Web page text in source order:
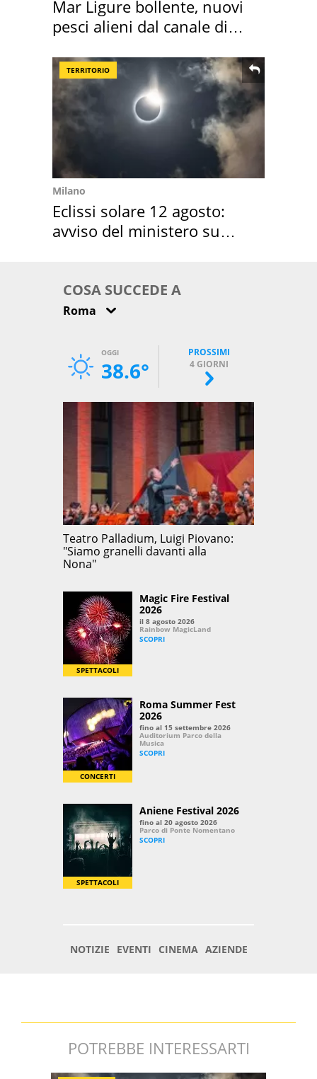
Mar Ligure bollente, nuovi
pesci alieni dal canale di
TERRITORIO
Milano
Eclissi solare 12 agosto:
avviso del ministero su
POTREBBE INTERESSARTI